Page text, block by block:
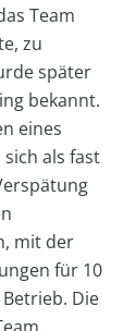
Team
zu
später
bekannt.
eines
als fast
mit der
für 10
Die